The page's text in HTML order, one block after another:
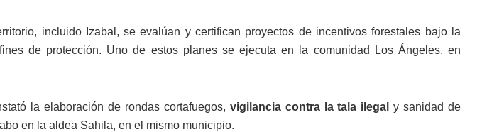
incluido Izabal, se evalúan y certifican proyectos de incentivos forestales bajo la
de protección. Uno de estos planes se ejecuta en la comunidad Los Ángeles, en
la elaboración de rondas cortafuegos, vigilancia contra la tala ilegaly sanidad de
en la aldea Sahila, en el mismo municipio.